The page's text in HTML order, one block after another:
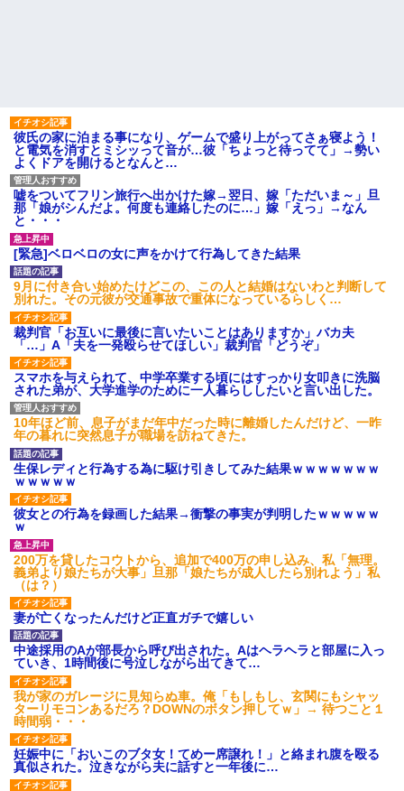
彼氏の家に泊まる事になり、ゲームで盛り上がってさぁ寝よう！
と電気を消すとミシッって音が…彼「ちょっと待ってて」→勢い
よくドアを開けるとなんと…
嘘をついてフリン旅行へ出かけた嫁→翌日、嫁「ただいま～」旦
那「娘がシんだよ。何度も連絡したのに…」嫁「えっ」→なん
と・・・
[緊急]ベロベロの女に声をかけて行為してきた結果
9月に付き合い始めたけどこの、この人と結婚はないわと判断して
別れた。その元彼が交通事故で重体になっているらしく…
裁判官「お互いに最後に言いたいことはありますか」バカ夫
「…」A「夫を一発殴らせてほしい」裁判官「どうぞ」
スマホを与えられて、中学卒業する頃にはすっかり女叩きに洗脳
された弟が、大学進学のために一人暮らししたいと言い出した。
10年ほど前、息子がまだ年中だった時に離婚したんだけど、一昨
年の暮れに突然息子が職場を訪ねてきた。
生保レディと行為する為に駆け引きしてみた結果ｗｗｗｗｗｗｗ
ｗｗｗｗｗ
彼女との行為を録画した結果→衝撃の事実が判明したｗｗｗｗｗ
ｗ
200万を貸したコウトから、追加で400万の申し込み、私「無理。
義弟より娘たちが大事」旦那「娘たちが成人したら別れよう」私
（は？）
妻が亡くなったんだけど正直ガチで嬉しい
中途採用のAが部長から呼び出された。Aはヘラヘラと部屋に入っ
ていき、1時間後に号泣しながら出てきて…
我が家のガレージに見知らぬ車。俺「もしもし、玄関にもシャッ
ターリモコンあるだろ？DOWNのボタン押してｗ」→ 待つこと１
時間弱・・・
妊娠中に「おいこのブタ女！てめー席譲れ！」と絡まれ腹を殴る
真似された。泣きながら夫に話すと一年後に…